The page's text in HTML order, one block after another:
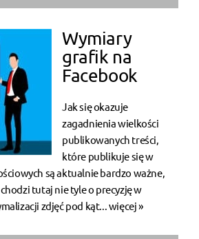
Wymiary
grafik na
Facebook
Jak się okazuje
zagadnienia wielkości
publikowanych treści,
które publikuje się w
są aktualnie bardzo ważne,
tutaj nie tyle o precyzję w
zdjęć pod kąt... więcej »